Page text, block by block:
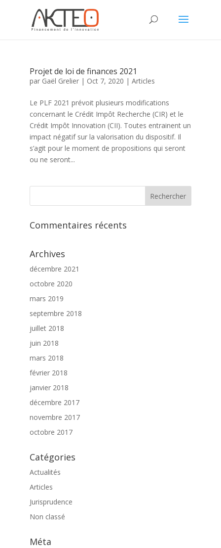
Projet de loi de finances 2021
par Gaël Grelier| Oct 7, 2020 | Articles
Le PLF 2021 prévoit plusieurs modifications
concernant le Crédit Impôt Recherche (CIR) et le
Crédit Impôt Innovation (CII). Toutes entrainent un
impact négatif sur la valorisation du dispositif. Il
s’agit pour le moment de propositions qui seront
ou ne seront...
Commentaires récents
Archives
décembre 2021
octobre 2020
mars 2019
septembre 2018
juillet 2018
juin 2018
mars 2018
février 2018
janvier 2018
décembre 2017
novembre 2017
octobre 2017
Catégories
Actualités
Articles
Jurisprudence
Non classé
Méta